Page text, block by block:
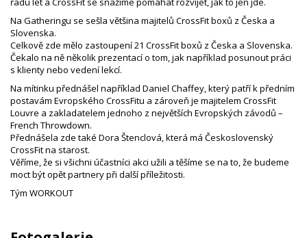
Na Gatheringu se sešla většina majitelů CrossFit boxů z Česka a
Slovenska.
Celkově zde mělo zastoupení 21 CrossFit boxů z Česka a Slovenska.
Čekalo na ně několik prezentací o tom, jak například posunout práci
s klienty nebo vedení lekcí.
Na mítinku přednášel například Daniel Chaffey, který patří k předním
postavám Evropského CrossFitu a zároveň je majitelem CrossFit
Louvre a zakladatelem jednoho z největších Evropských závodů –
French Throwdown.
Přednášela zde také Dora Štenclová, která má Československý
CrossFit na starost.
Věříme, že si všichni účastníci akci užili a těšíme se na to, že budeme
moct být opět partnery při další příležitosti.
Tým WORKOUT